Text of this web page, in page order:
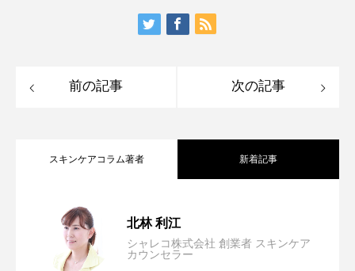
前の記事 次の記事
スキンケアコラム著者 新着記事
北林 利江
シャレコ株式会社 創業者 スキンケア
カウンセラー
2026.08.07
2026.07.31